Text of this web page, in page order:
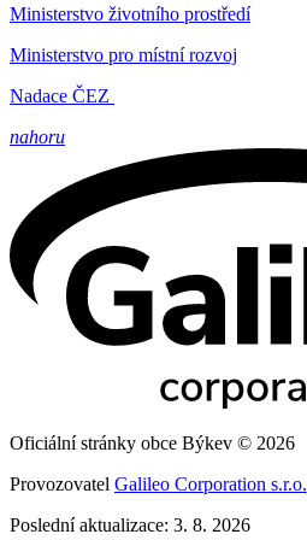
Ministerstvo životního prostředí
Ministerstvo pro místní rozvoj
Nadace ČEZ
nahoru
Oficiální stránky obce Býkev © 2026
Provozovatel Galileo Corporation s.r.o.
Poslední aktualizace: 3. 8. 2026